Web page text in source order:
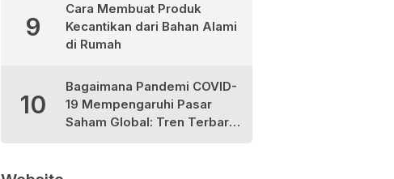
9
Cara Membuat Produk
Kecantikan dari Bahan Alami
di Rumah
10
Bagaimana Pandemi COVID-
19 Mempengaruhi Pasar
Saham Global: Tren Terbaru